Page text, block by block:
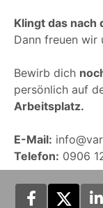
Klingt das nach
Dann freuen wir
Bewirb dich
persönlich auf
Arbeitsplatz.
E-Mail:
Telefon: 0906